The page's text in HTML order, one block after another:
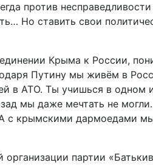
против
Но ставить свои
Крыма к России,
Путину мы живём в
в АТО. Ты учишься в одном
мы даже мечтать не
с крымскими дармоедами
партии